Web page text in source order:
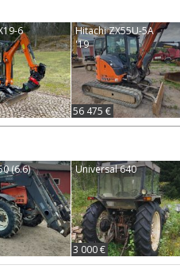
6
Hitachi ZX55U-5A
'19
56 475 €
(6.6)
Universal 640
3 000 €